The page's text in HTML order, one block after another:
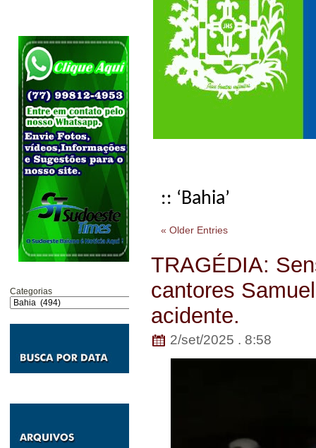
Categorias
:: ‘Bahia’
« Older Entries
TRAGÉDIA:
cantores
acidente.
2/set/2025 . 8:58